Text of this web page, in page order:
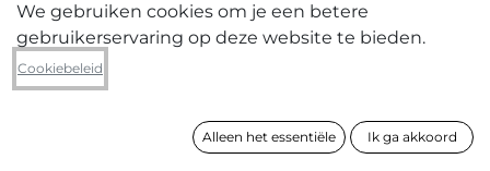
Rufus Michielsen
Zonder titel
172 x 125 cm
We gebruiken cookies om je een betere
gebruikerservaring op deze website te bieden.
Cookiebeleid
Alleen het essentiële Ik ga akkoord